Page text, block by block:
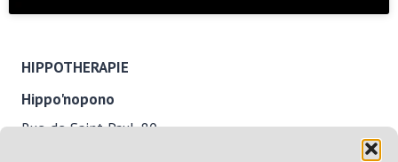
HIPPOTHERAPIE
Hippo'nopono
Rue de Saint-Paul, 80